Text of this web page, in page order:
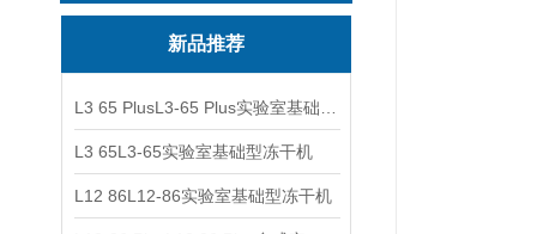
新品推荐
L3 65L3-65实验室基础型冻干机
L12 86L12-86实验室基础型冻干机